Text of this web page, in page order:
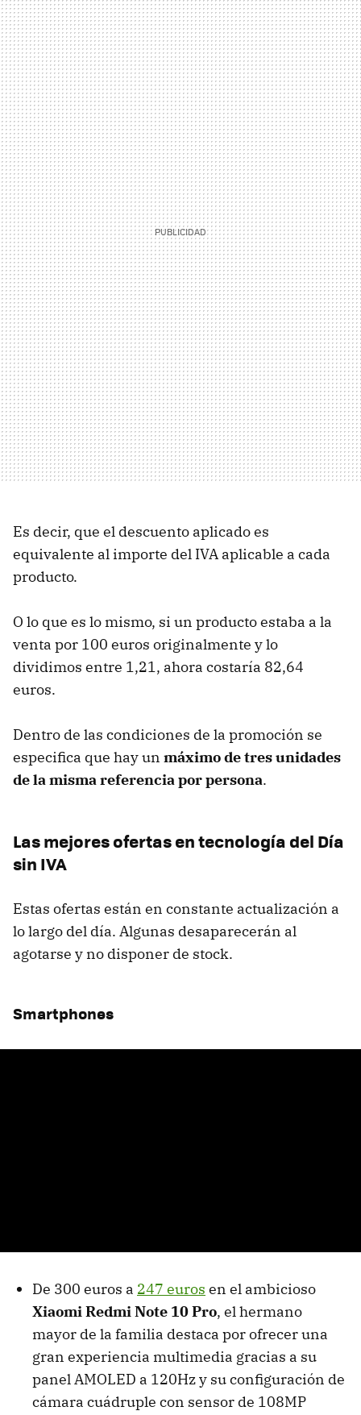
Es decir, que el descuento aplicado es
equivalente al importe del IVA aplicable a cada
producto.
O lo que es lo mismo, si un producto estaba a la
venta por 100 euros originalmente y lo
dividimos entre 1,21, ahora costaría 82,64
euros.
Dentro de las condiciones de la promoción se
especifica que hay un máximo de tres unidades
de la misma referencia por persona.
Las mejores ofertas en tecnología del Día
sin IVA
Estas ofertas están en constante actualización a
lo largo del día. Algunas desaparecerán al
agotarse y no disponer de stock.
Smartphones
De 300 euros a 247 euros en el ambicioso
Xiaomi Redmi Note 10 Pro, el hermano
mayor de la familia destaca por ofrecer una
gran experiencia multimedia gracias a su
panel AMOLED a 120Hz y su configuración de
cámara cuádruple con sensor de 108MP